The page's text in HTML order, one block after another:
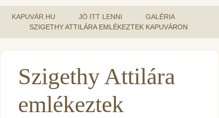
KAPUVÁR.HU JÓ ITT LENNI
GALÉRIA
SZIGETHY ATTILÁRA EMLÉKEZTEK KAPUVÁRON
Szigethy Attilára
emlékeztek